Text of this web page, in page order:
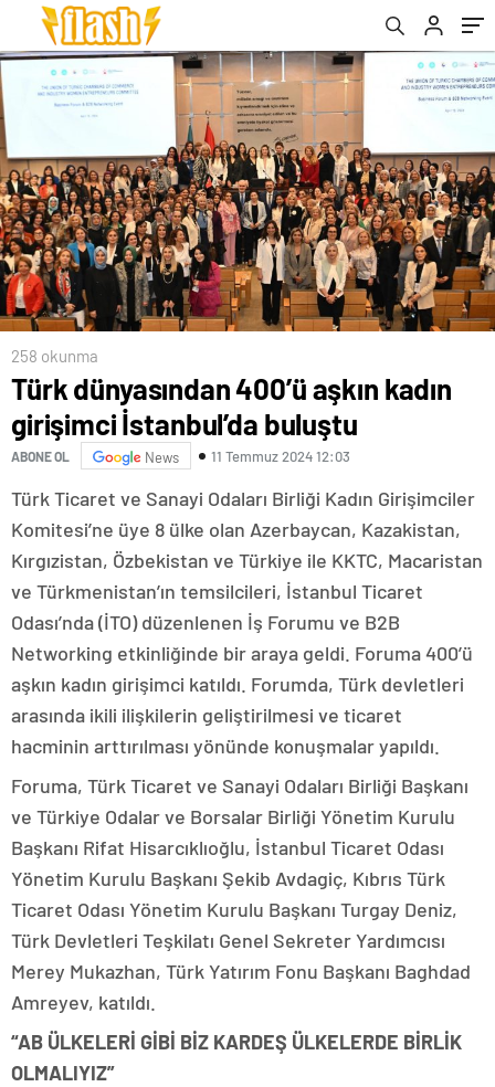
258 okunma
Türk dünyasından 400’ü aşkın kadın
girişimci İstanbul’da buluştu
ABONE OL News 11 Temmuz 2024 12:03
Türk Ticaret ve Sanayi Odaları Birliği Kadın Girişimciler
Komitesi’ne üye 8 ülke olan Azerbaycan, Kazakistan,
Kırgızistan, Özbekistan ve Türkiye ile KKTC, Macaristan
ve Türkmenistan’ın temsilcileri, İstanbul Ticaret
Odası’nda (İTO) düzenlenen İş Forumu ve B2B
Networking etkinliğinde bir araya geldi. Foruma 400’ü
aşkın kadın girişimci katıldı. Forumda, Türk devletleri
arasında ikili ilişkilerin geliştirilmesi ve ticaret
hacminin arttırılması yönünde konuşmalar yapıldı.
Foruma, Türk Ticaret ve Sanayi Odaları Birliği Başkanı
ve Türkiye Odalar ve Borsalar Birliği Yönetim Kurulu
Başkanı Rifat Hisarcıklıoğlu, İstanbul Ticaret Odası
Yönetim Kurulu Başkanı Şekib Avdagiç, Kıbrıs Türk
Ticaret Odası Yönetim Kurulu Başkanı Turgay Deniz,
Türk Devletleri Teşkilatı Genel Sekreter Yardımcısı
Merey Mukazhan, Türk Yatırım Fonu Başkanı Baghdad
Amreyev, katıldı.
“AB ÜLKELERİ GİBİ BİZ KARDEŞ ÜLKELERDE BİRLİK
OLMALIYIZ”